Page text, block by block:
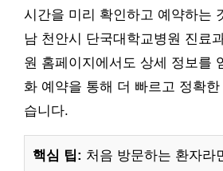
시간을 미리 확인하고 예약하는
남 천안시 단국대학교병원 진료
원 홈페이지에서도 상세 정보를
화 예약을 통해 더 빠르고 정확
습니다.
핵심 팁: 처음 방문하는 환자라